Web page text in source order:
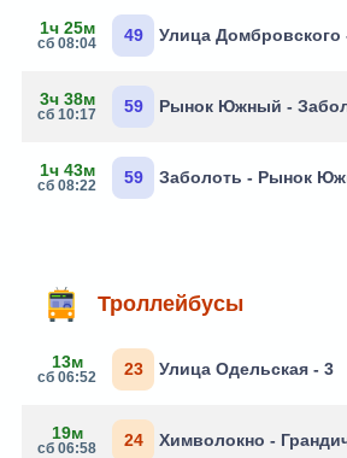
1ч 25м
сб 08:04 49 Улица Домбровского
3ч 38м
сб 10:17 59 Рынок Южный -
1ч 43м
сб 08:22 59 Заболоть - Рынок
Троллейбусы
13м
сб 06:52 23 Улица Одельская - 3
19м
сб 06:58 24 Химволокно -